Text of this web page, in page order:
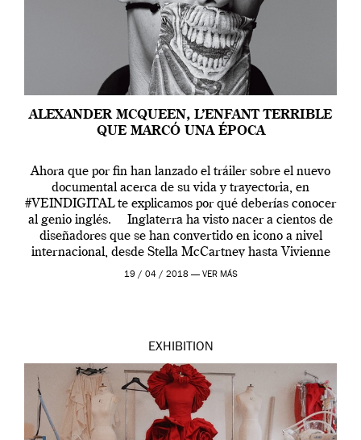
ALEXANDER MCQUEEN, L’ENFANT TERRIBLE
QUE MARCÓ UNA ÉPOCA
Ahora que por fin han lanzado el tráiler sobre el nuevo
documental acerca de su vida y trayectoria, en
#VEINDIGITAL te explicamos por qué deberías conocer
al genio inglés. Inglaterra ha visto nacer a cientos de
diseñadores que se han convertido en icono a nivel
internacional, desde Stella McCartney hasta Vivienne
Westwood pasando […]
19 / 04 / 2018 — VER MÁS
EXHIBITION